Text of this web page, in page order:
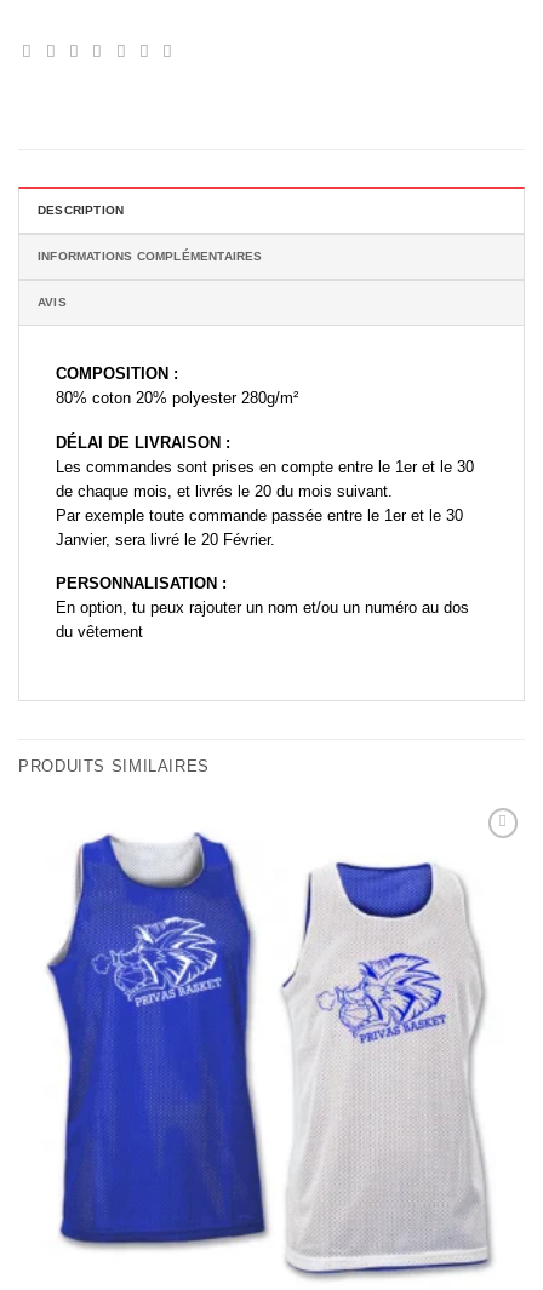
DESCRIPTION
INFORMATIONS COMPLÉMENTAIRES
AVIS
COMPOSITION :
80% coton 20% polyester 280g/m²
DÉLAI DE LIVRAISON :
Les commandes sont prises en compte entre le 1er et le 30
de chaque mois, et livrés le 20 du mois suivant.
Par exemple toute commande passée entre le 1er et le 30
Janvier, sera livré le 20 Février.
PERSONNALISATION :
En option, tu peux rajouter un nom et/ou un numéro au dos
du vêtement
PRODUITS SIMILAIRES